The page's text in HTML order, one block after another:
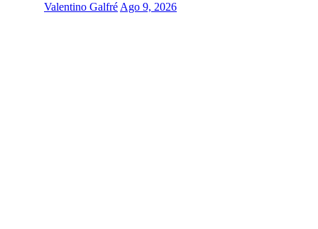
Valentino GalfréAgo 9, 2026